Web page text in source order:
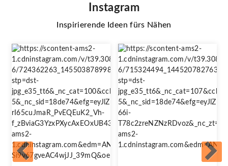
Instagram
Inspirierende Ideen fürs Nähen